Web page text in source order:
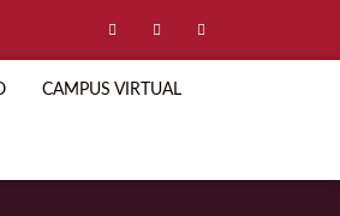
CAMPUS VIRTUAL